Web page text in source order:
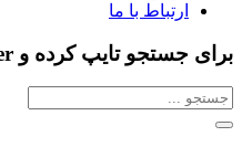
ارتباط با ما
برای جستجو تایپ کرده و Enter را بزنید